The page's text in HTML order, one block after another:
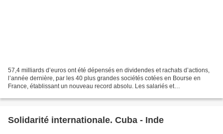
57,4 milliards d’euros ont été dépensés en dividendes et rachats d’actions,
l’année dernière, par les 40 plus grandes sociétés cotées en Bourse en
France, établissant un nouveau record absolu. Les salariés et
Solidarité internationale. Cuba - Inde